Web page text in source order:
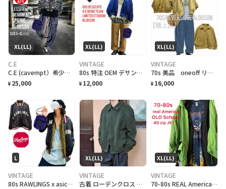
XL(LL)
C.E
C.E (cavempt）希少 定価7-8万中綿無 総柄 ブルゾン ボバーXL
¥ 25,000
XL(LL)
VINTAGE
80s 特注 OEM デサント超限定 年中活躍 1チームスタblouson XL
¥ 12,000
XL(LL)
VINTAGE
70s 美品 oneoff リバーシブル 連番77年 ショートブルゾン XLまで対応
¥ 16,000
L
VINTAGE
80s RAWLINGS x asics 【特注】 美品 ダブルネームスタブルゾ L
XL(LL)
VINTAGE
古着 ローデンクロス チロリアン ウールジャケット ジャケット ブルゾン 深緑
XL(LL)
VINTAGE
70-80s REAL American OLD School JKTネオンカラー